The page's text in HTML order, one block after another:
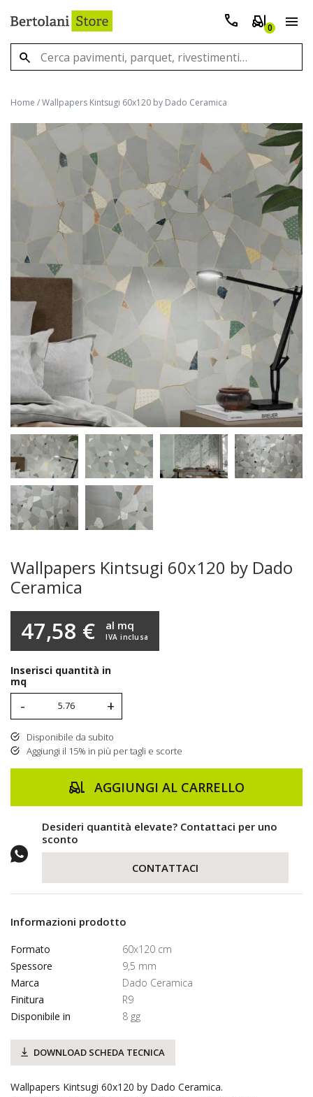
0
Home /Wallpapers Kintsugi 60x120 by Dado Ceramica
Wallpapers Kintsugi 60x120 by Dado
Ceramica
47,58 € IVA inclusa
al mq
Inserisci quantità in
mq
- +
Disponibile da subito
Aggiungi il 15% in più per tagli e scorte
AGGIUNGI AL CARRELLO
Desideri quantità elevate? Contattaci per uno
sconto
CONTATTACI
Informazioni prodotto
Formato
60x120 cm
Spessore
9,5 mm
Marca
Dado Ceramica
Finitura
R9
Disponibile in
8 gg
DOWNLOAD SCHEDA TECNICA
Wallpapers Kintsugi 60x120 by Dado Ceramica.